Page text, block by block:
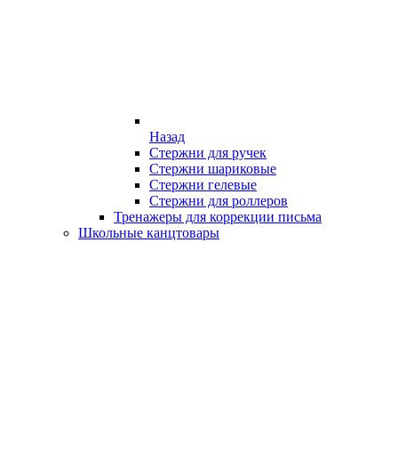
Назад
Стержни для ручек
Стержни шариковые
Стержни гелевые
Стержни для роллеров
Тренажеры для коррекции письма
Школьные канцтовары